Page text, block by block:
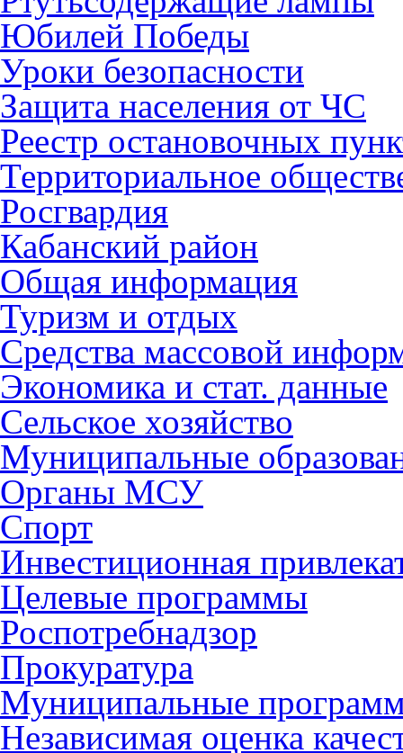
Юбилей Победы
Уроки безопасности
Защита населения от ЧС
Реестр остановочных
Территориальное
Росгвардия
Кабанский район
Общая информация
Туризм и отдых
Средства массовой
Экономика и стат. данные
Сельское хозяйство
Муниципальные
Органы МСУ
Спорт
Инвестиционная
Целевые программы
Роспотребнадзор
Прокуратура
Муниципальные
Независимая оценка